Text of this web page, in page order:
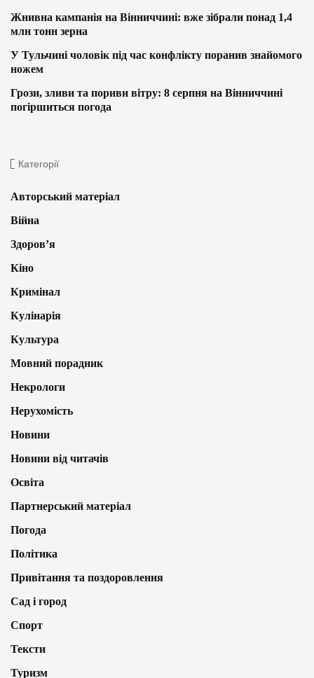
Жнивна кампанія на Вінниччині: вже зібрали понад 1,4
млн тонн зерна
У Тульчині чоловік під час конфлікту поранив знайомого
ножем
Грози, зливи та пориви вітру: 8 серпня на Вінниччині
погіршиться погода
Категорії
Авторський матеріал
Війна
Здоров’я
Кіно
Кримінал
Кулінарія
Культура
Мовний порадник
Некрологи
Нерухомість
Новини
Новини від читачів
Освіта
Партнерський матеріал
Погода
Політика
Привітання та поздоровлення
Сад і город
Спорт
Тексти
Туризм